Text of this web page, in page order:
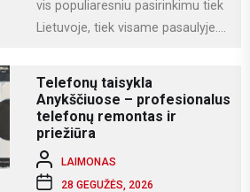
vis populiaresniu pasirinkimu tiek
Lietuvoje, tiek visame pasaulyje.
Telefonų taisykla
Anykščiuose – profesionalus
telefonų remontas ir
priežiūra
LAIMONAS
28 GEGUŽĖS, 2026